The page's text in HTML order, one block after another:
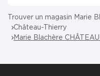
Trouver un magasin Marie
Château-Thierry
Marie Blachère